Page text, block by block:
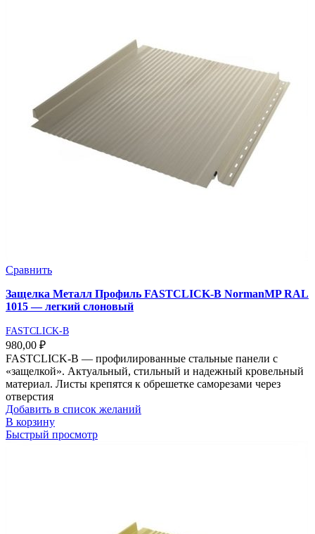
Сравнить
Защелка Металл Профиль FASTCLICK-В NormanMP RAL
1015 — легкий слоновый
FASTCLICK-B
980,00 ₽
FASTCLICK-В — профилированные стальные панели с
«защелкой». Актуальный, стильный и надежный кровельный
материал. Листы крепятся к обрешетке саморезами через
отверстия
Добавить в список желаний
В корзину
Быстрый просмотр